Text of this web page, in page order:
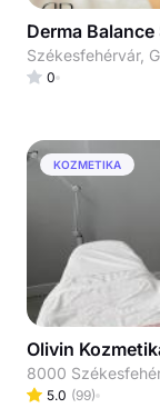
Derma
Székesfehérvár,
0
KOZMETIKA
Olivin
8000
5.0 (99)